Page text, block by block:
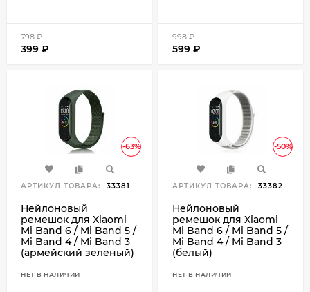
798₽
399 ₽
998₽
599 ₽
-63%
АРТИКУЛ ТОВАРА: 33381
Нейлоновый
ремешок для Xiaomi
Mi Band 6 / Mi Band 5 /
Mi Band 4 / Mi Band 3
(армейский зеленый)
НЕТ В НАЛИЧИИ
-50%
АРТИКУЛ ТОВАРА: 33382
Нейлоновый
ремешок для Xiaomi
Mi Band 6 / Mi Band 5 /
Mi Band 4 / Mi Band 3
(белый)
НЕТ В НАЛИЧИИ